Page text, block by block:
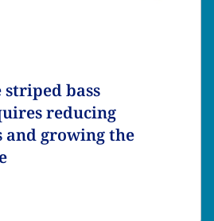
bass
reducing
growing the